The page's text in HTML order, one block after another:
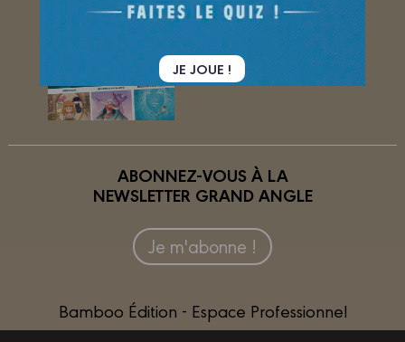
Je découvre !
ABONNEZ-VOUS À LA
NEWSLETTER GRAND ANGLE
Je m'abonne !
Bamboo Édition - Espace Professionnel
JE JOUE !